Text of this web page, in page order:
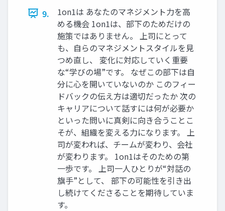
9.
1on1は あなたのマネジメント力を高
める機会 1on1は、部下のためだけの
施策ではありません。 上司にとって
も、自らのマネジメントスタイルを見
つめ直し、 変化に対応していく重要
な“学びの場”です。 なぜこの部下は自
分に心を開いていないのか このフィー
ドバックの伝え方は適切だったか 次の
キャリアについて話すには何が必要か
といった問いに真剣に向き合うことこ
そが、組織を変える力になります。 上
司が変われば、チームが変わり、会社
が変わります。 1on1はそのための第
一歩です。 上司一人ひとりが“対話の
旗手”として、 部下の可能性を引き出
し続けてくださることを期待していま
す。